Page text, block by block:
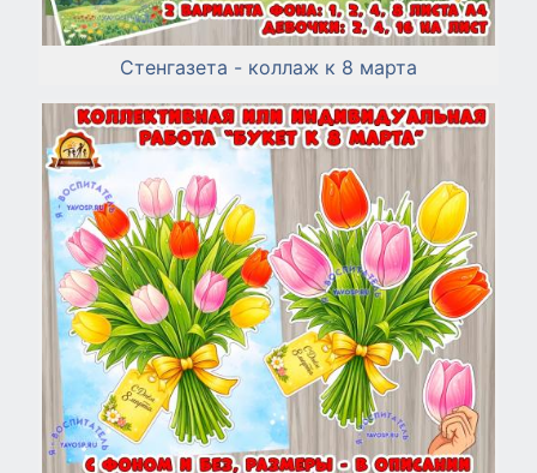
Стенгазета - коллаж к 8 марта